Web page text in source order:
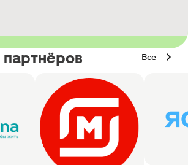
Все